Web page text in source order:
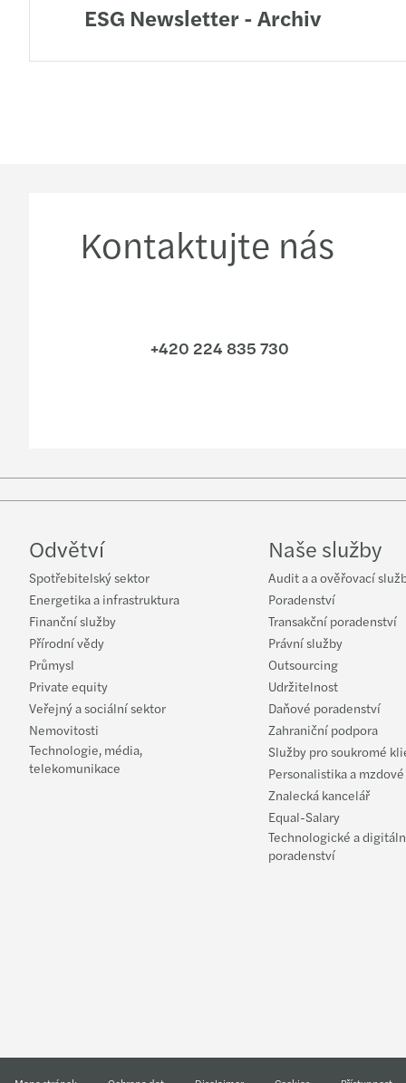
ESG Newsletter - Archiv
Kontaktujte nás
+420 224 835 730
Odvětví
Spotřebitelský sektor
Energetika a infrastruktura
Finanční služby
Přírodní vědy
Průmysl
Private equity
Veřejný a sociální sektor
Nemovitosti
Technologie, média,
telekomunikace
Naše služby
Audit a a ověřovací
Poradenství
Transakční poradenství
Právní služby
Outsourcing
Udržitelnost
Daňové poradenství
Zahraniční podpora
Služby pro soukromé
Personalistika a
Znalecká kancelář
Equal-Salary
Technologické a
poradenství